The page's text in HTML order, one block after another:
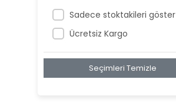
Belan
Belay
Birta
Sadece stoktakileri göster
Ücretsiz Kargo
Seçimleri Temizle